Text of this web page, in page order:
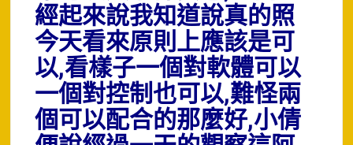
經起來說我知道說真的照
今天看來原則上應該是可
以,看樣子一個對軟體可以
一個對控制也可以,難怪兩
個可以配合的那麼好,小倩